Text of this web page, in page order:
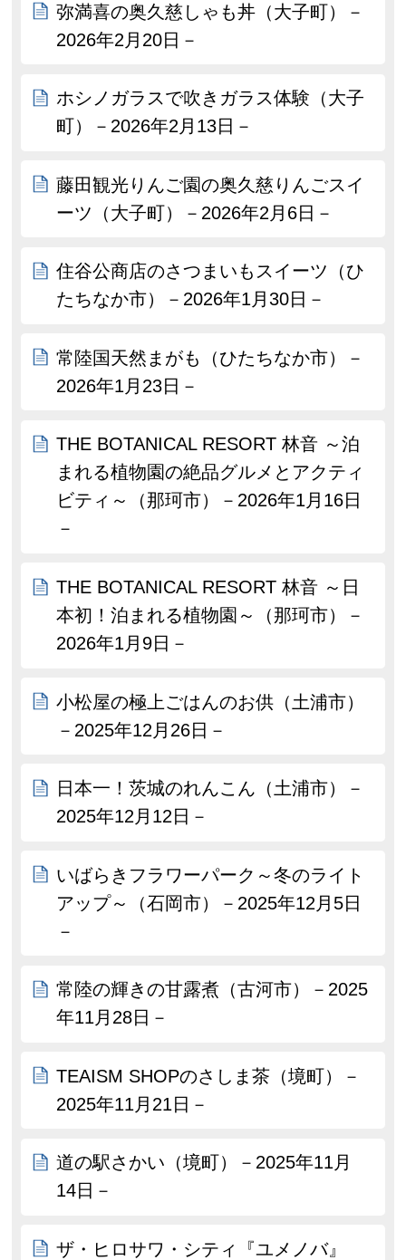
弥満喜の奥久慈しゃも丼（大子町）－
2026年2月20日－
ホシノガラスで吹きガラス体験（大子
町）－2026年2月13日－
藤田観光りんご園の奥久慈りんごスイ
ーツ（大子町）－2026年2月6日－
住谷公商店のさつまいもスイーツ（ひ
たちなか市）－2026年1月30日－
常陸国天然まがも（ひたちなか市）－
2026年1月23日－
THE BOTANICAL RESORT 林音 ～泊
まれる植物園の絶品グルメとアクティ
ビティ～（那珂市）－2026年1月16日
－
THE BOTANICAL RESORT 林音 ～日
本初！泊まれる植物園～（那珂市）－
2026年1月9日－
小松屋の極上ごはんのお供（土浦市）
－2025年12月26日－
日本一！茨城のれんこん（土浦市）－
2025年12月12日－
いばらきフラワーパーク～冬のライト
アップ～（石岡市）－2025年12月5日
－
常陸の輝きの甘露煮（古河市）－2025
年11月28日－
TEAISM SHOPのさしま茶（境町）－
2025年11月21日－
道の駅さかい（境町）－2025年11月
14日－
ザ・ヒロサワ・シティ『ユメノバ』